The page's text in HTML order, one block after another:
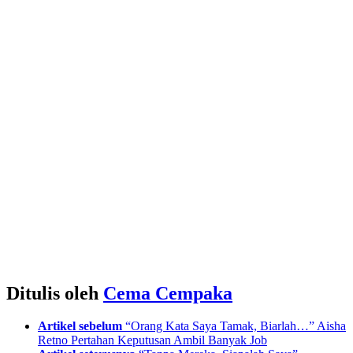
Ditulis oleh Cema Cempaka
Artikel sebelum “Orang Kata Saya Tamak, Biarlah…” Aisha
Retno Pertahan Keputusan Ambil Banyak Job